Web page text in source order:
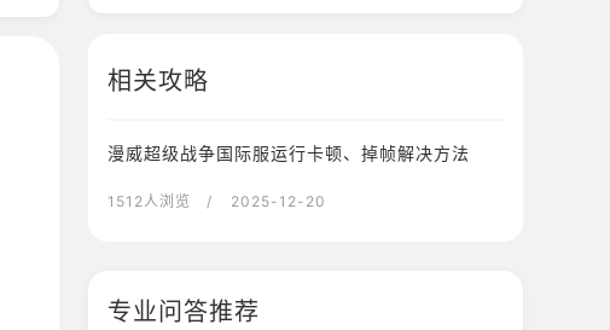
相关攻略
漫威超级战争国际服运行卡顿、掉帧解决方法
1512人浏览 / 2025-12-20
专业问答推荐